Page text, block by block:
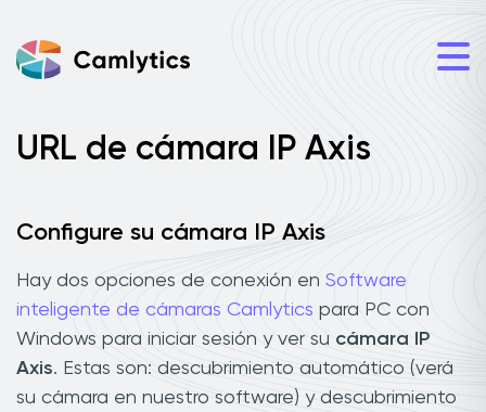
URL de cámara IP Axis
Configure su cámara IP Axis
Hay dos opciones de conexión en Software
inteligente de cámaras Camlytics para PC con
Windows para iniciar sesión y ver su cámara IP
Axis. Estas son: descubrimiento automático (verá
su cámara en nuestro software) y descubrimiento